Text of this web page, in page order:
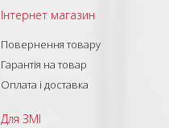
Інтернет магазин
Повернення товару
Гарантія на товар
Оплата і доставка
Для ЗМІ